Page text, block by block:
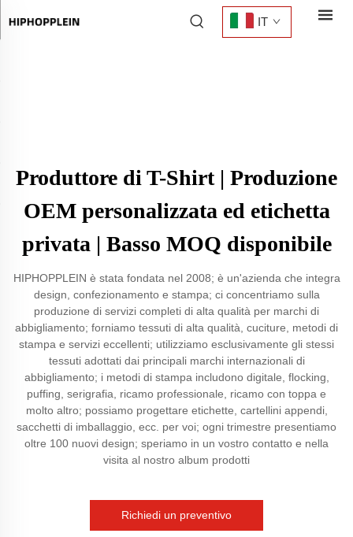
IT
Produttore di T-Shirt | Produzione
OEM personalizzata ed etichetta
privata | Basso MOQ disponibile
HIPHOPPLEIN è stata fondata nel 2008; è un'azienda che integra
design, confezionamento e stampa; ci concentriamo sulla
produzione di servizi completi di alta qualità per marchi di
abbigliamento; forniamo tessuti di alta qualità, cuciture, metodi di
stampa e servizi eccellenti; utilizziamo esclusivamente gli stessi
tessuti adottati dai principali marchi internazionali di
abbigliamento; i metodi di stampa includono digitale, flocking,
puffing, serigrafia, ricamo professionale, ricamo con toppa e
molto altro; possiamo progettare etichette, cartellini appendi,
sacchetti di imballaggio, ecc. per voi; ogni trimestre presentiamo
oltre 100 nuovi design; speriamo in un vostro contatto e nella
visita al nostro album prodotti
Richiedi un preventivo